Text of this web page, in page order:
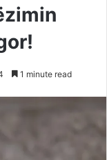
1 minute read